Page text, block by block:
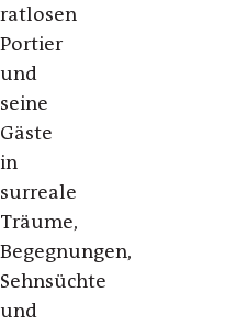
ratlosen
Portier
und
seine
Gäste
in
surreale
Träume,
Begegnungen,
Sehnsüchte
und